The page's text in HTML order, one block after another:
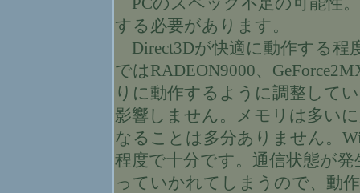
する必要があります。
Direct3Dが快適に動作する程
ではRADEON9000、
りに動作するように調整して
影響しません。メモリは多い
なることは多分ありません。
程度で十分です。通信状態が
っていかれてしまうので、動